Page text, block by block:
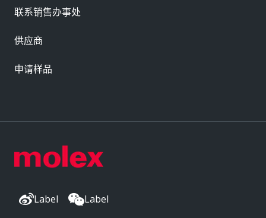
Label Label
联系销售办事处
供应商
申请样品